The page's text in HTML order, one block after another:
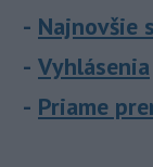
Najnovšie
Vyhlásenia
Priame